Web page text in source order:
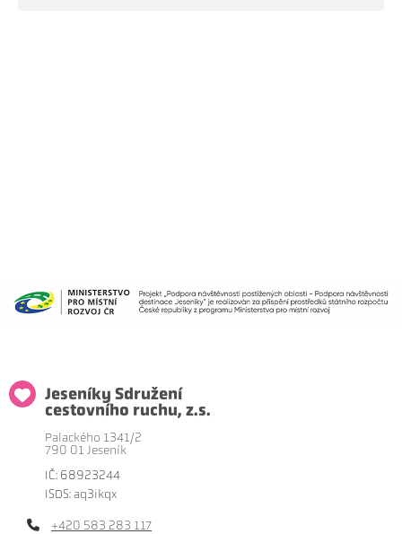
Jeseníky Sdružení
cestovního ruchu, z.s.
Palackého 1341/2
790 01 Jeseník
IČ: 68923244
ISDS: aq3ikqx
+420 583 283 117